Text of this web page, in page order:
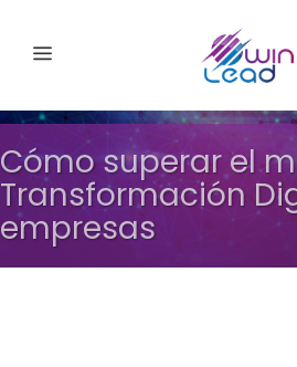
Cómo superar el
Transformación
empresas